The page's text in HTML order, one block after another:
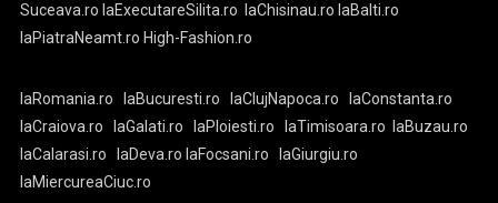
Suceava.ro laExecutareSilita.ro laChisinau.ro laBalti.ro
laPiatraNeamt.ro High-Fashion.ro
laRomania.ro laBucuresti.ro laClujNapoca.ro
laConstanta.ro
laCraiova.ro
laGalati.ro laPloiesti.ro laTimisoara.ro
laBuzau.ro
laCalarasi.ro
laDeva.ro laFocsani.ro
laGiurgiu.ro
laMiercureaCiuc.ro